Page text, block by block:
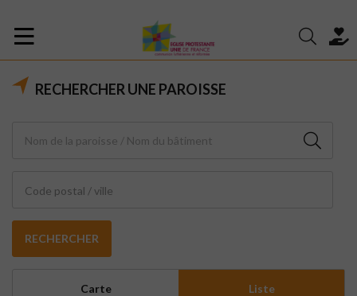
RECHERCHER UNE PAROISSE
Code postal / ville
RECHERCHER
Carte Liste